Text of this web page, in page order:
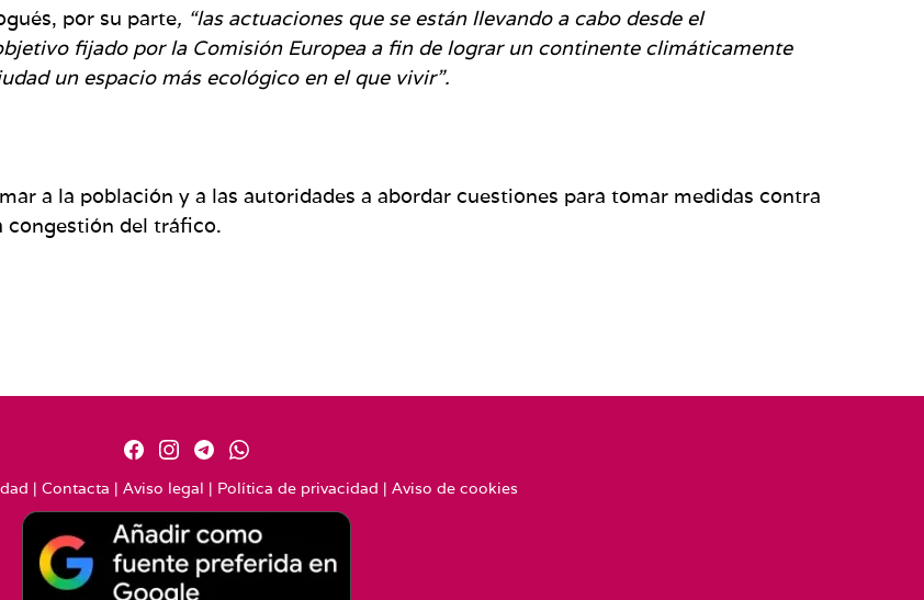
por su parte, “las actuaciones que se están llevando a cabo desde el
fijado por la Comisión Europea a fin de lograr un continente climáticamente
un espacio más ecológico en el que vivir”.
a la población y a las autoridades a abordar cuestiones para tomar medidas contra
congestión del tráfico.
| Contacta | Aviso legal | Política de privacidad | Aviso de cookies